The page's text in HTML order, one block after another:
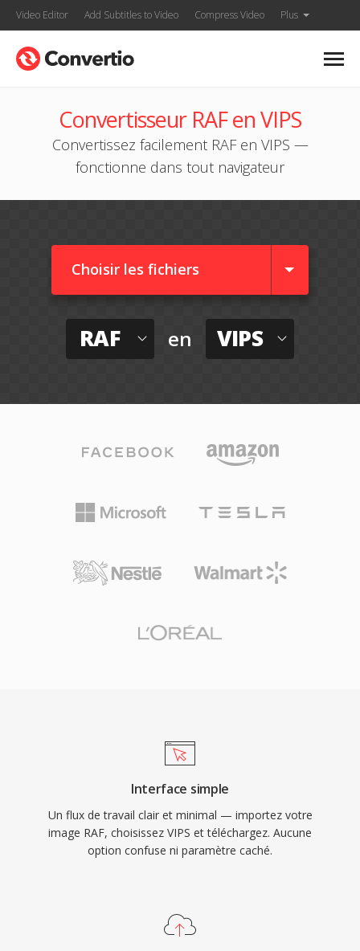
Video Editor Add Subtitles to Video Compress Video Plus
Convertisseur RAF en VIPS
Convertissez facilement RAF en VIPS —
fonctionne dans tout navigateur
Choisir les fichiers
RAF en VIPS
Interface simple
Un flux de travail clair et minimal — importez votre
image RAF, choisissez VIPS et téléchargez. Aucune
option confuse ni paramètre caché.